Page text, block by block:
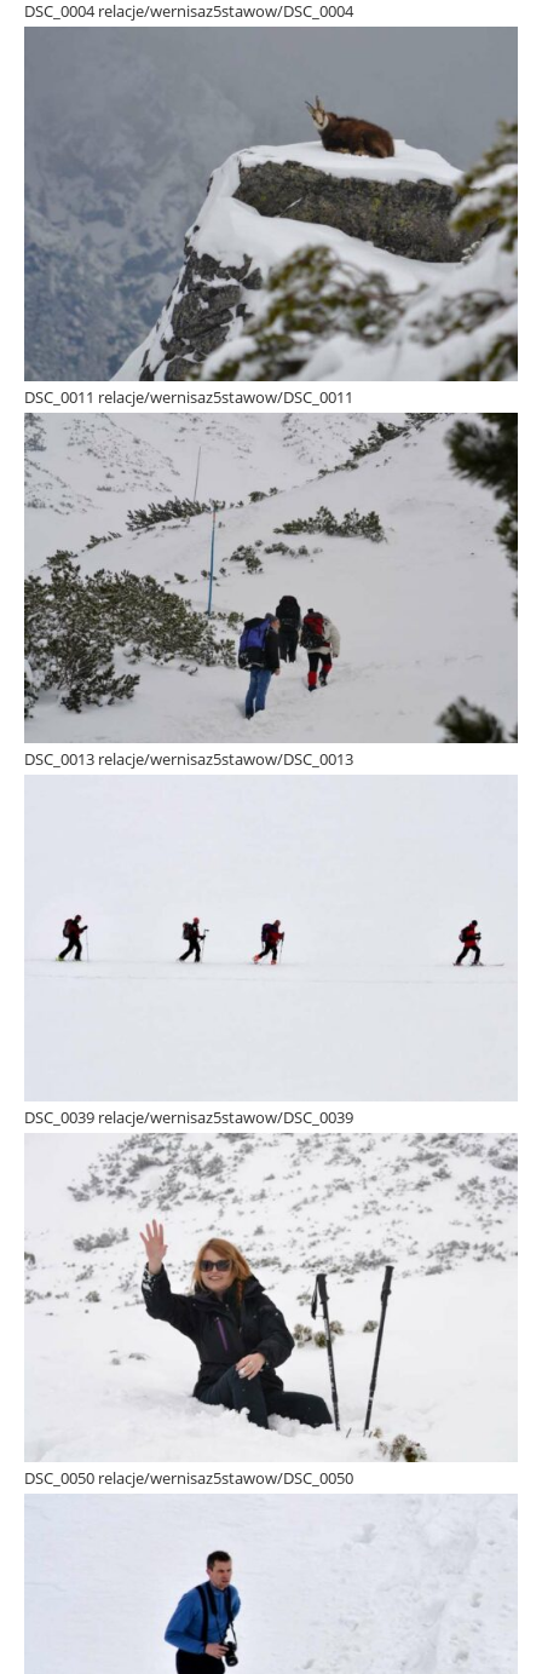
DSC_0004 relacje/wernisaz5stawow/DSC_0004
DSC_0011 relacje/wernisaz5stawow/DSC_0011
DSC_0013 relacje/wernisaz5stawow/DSC_0013
DSC_0039 relacje/wernisaz5stawow/DSC_0039
DSC_0050 relacje/wernisaz5stawow/DSC_0050